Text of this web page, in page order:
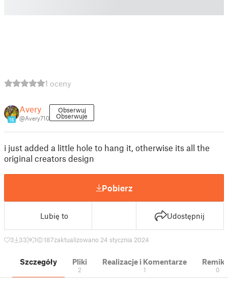
1 oceny
16
Avery
@Avery710
Obserwuj
Obserwuje
i just added a little hole to hang it, otherwise its all the
original creators design
Pobierz
Lubię to Udostępnij
3 33 1 187zaktualizowano 24 stycznia 2024
Szczegóły Pliki
2
Realizacje i Komentarze
1 0